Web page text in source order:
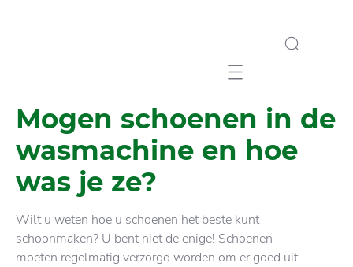
Mobile navigation
Mogen schoenen in de
wasmachine en hoe
was je ze?
Wilt u weten hoe u schoenen het beste kunt
schoonmaken? U bent niet de enige! Schoenen
moeten regelmatig verzorgd worden om er goed uit